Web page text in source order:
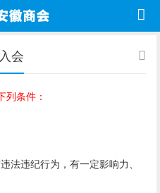
会
列条件：
违纪行为，有一定影响力、